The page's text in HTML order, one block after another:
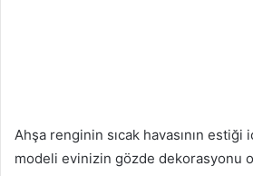
Ahşa renginin sıcak havasının estiği
modeli evinizin gözde dekorasyonu